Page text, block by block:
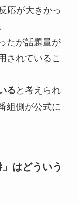
応が大きかっ
たが話題量が
されているこ
る と考えられ
組側が公式に
はどういう